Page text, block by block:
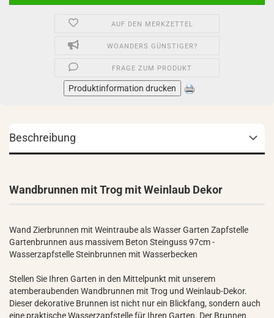
AUF DEN MERKZETTEL
WOANDERS GÜNSTIGER?
FRAGE ZUM PRODUKT
Produktinformation drucken
Beschreibung
Wandbrunnen mit Trog mit Weinlaub Dekor
Wand Zierbrunnen mit Weintraube als Wasser Garten Zapfstelle
Gartenbrunnen aus massivem Beton Steinguss 97cm -
Wasserzapfstelle Steinbrunnen mit Wasserbecken
Stellen Sie Ihren Garten in den Mittelpunkt mit unserem
atemberaubenden Wandbrunnen mit Trog und Weinlaub-Dekor.
Dieser dekorative Brunnen ist nicht nur ein Blickfang, sondern auch
eine praktische Wasserzapfstelle für Ihren Garten. Der Brunnen